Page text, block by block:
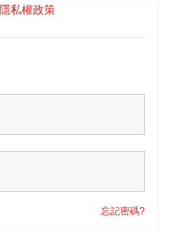
隱私權政策
忘記密碼?